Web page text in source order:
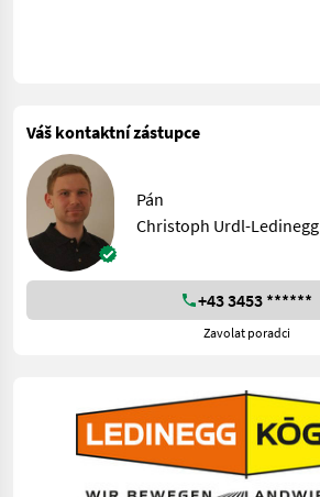
Váš kontaktní zástupce
Pán
Christoph Urdl-Ledinegg
+43 3453 ******
Zavolat poradci